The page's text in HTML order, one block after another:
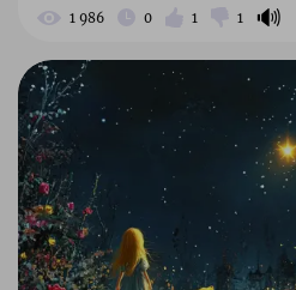
1 986 0 1 1 🔊